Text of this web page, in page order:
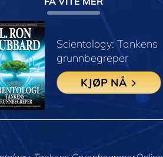
Scientology: Tankens
grunnbegreper
KJØP NÅ